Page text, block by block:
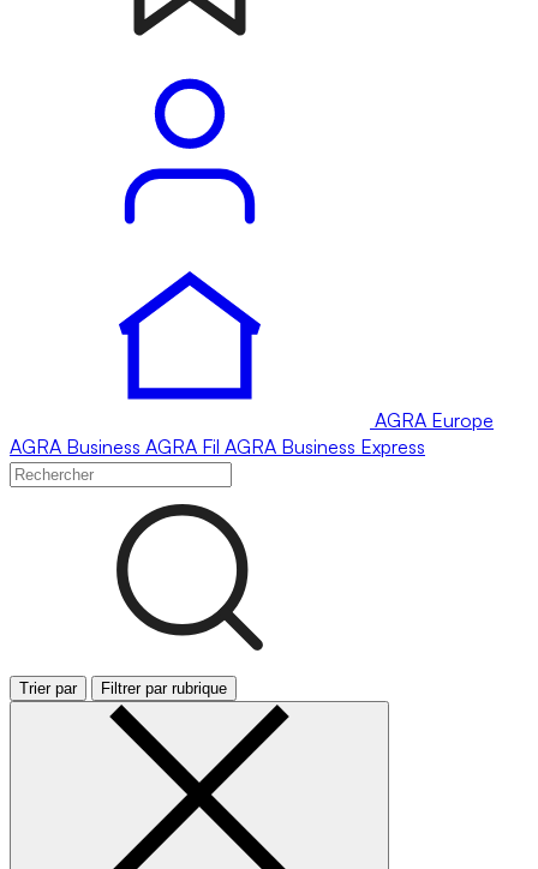
AGRA Europe
AGRA Business AGRA Fil AGRA Business Express
Trier par Filtrer par rubrique